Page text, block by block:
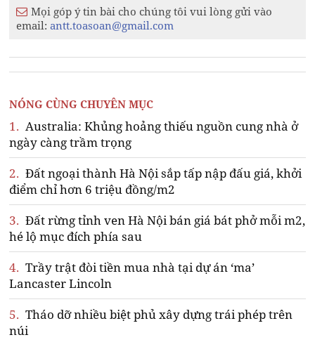
Mọi góp ý tin bài cho chúng tôi vui lòng gửi vào
email:antt.toasoan@gmail.com
NÓNG CÙNG CHUYÊN MỤC
1. Australia: Khủng hoảng thiếu nguồn cung nhà ở
ngày càng trầm trọng
2. Đất ngoại thành Hà Nội sắp tấp nập đấu giá, khởi
điểm chỉ hơn 6 triệu đồng/m2
3. Đất rừng tỉnh ven Hà Nội bán giá bát phở mỗi m2,
hé lộ mục đích phía sau
4. Trầy trật đòi tiền mua nhà tại dự án ‘ma’
Lancaster Lincoln
5. Tháo dỡ nhiều biệt phủ xây dựng trái phép trên
núi